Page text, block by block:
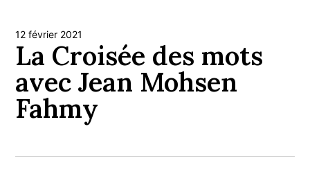
12 février 2021
La Croisée des mots
avec Jean Mohsen
Fahmy